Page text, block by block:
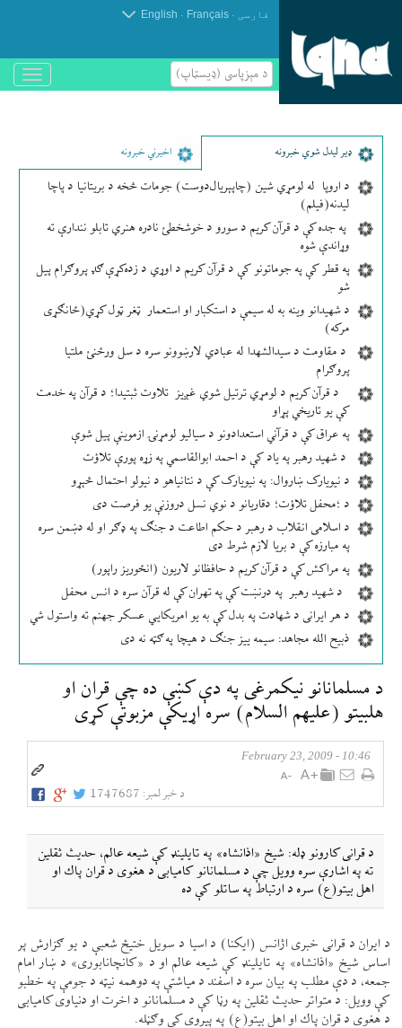
فارسی .
Français
.
English
د مېزپاسى (ډیسټاپ)
باز
و
ډير لیدل شوي خبرونه اخیرني خبرونه
د اروپا له لومړي شین (چاپېریال‌دوست) جومات څخه د بریتانیا د پاچا
لیدنه(فیلم)
په جده کې د قرآن کریم د سورو د خوشخطئ نادره هنري تابلو نندارې ته
وړاندې شوه
په قطر کې په جوماتونو کې د قرآن کریم د اوړي د زده‌کړې ګډ پروګرام پیل
شو
د شهیدانو وینه به له سیمې د استکبار او استعمار ټغر ټول کړي(ځانګړی
مرکه)
د مقاومت د سیدالشهدا له عبادي لارښوونو سره د سل ورځنئ ملتیا
پروګرام
د قرآن کریم د لومړي ترتیل شوي غږیز تلاوت ثبتیدا؛ د قرآن په خدمت
کې یو تاریخي پړاو
په عراق کې د قرآني استعدادونو د سیالیو لومړنۍ ازموینې پیل شوې
د شهید رهبر په یاد کې د احمد ابوالقاسمي په زړه پورې تلاؤت
د نیویارک ښاروال: په نیویارک کې د نتانیاهو د نیولو احتمال څېړو
د ؛محفل تلاؤت؛ دقاریانو د نوي نسل دروزنې یو فرصت دی
د اسلامی انقلاب د رهبر د حکم اطاعت د جنګ په ډګر او له دښمن سره
په مبارزه کې د بریا لازم شرط دی
په مراکش کې د قرآن کریم د حافظانو لاریون (انځوریز راپور)
د شهید رهبر په درنښت کې په تهران کې له قرآن سره د انس محفل
د هر ایرانی د شهادت په بدل کې به یو امریکایي عسکر جهنم ته واستول شي
ذبیح الله مجاهد: سیمه ییز جنګ د هیچا په ګټه نه دی
د مسلمانانو نيكمرغی په دې كښې ده چې قران او
هلبيتو (عليهم السلام) سره اړيكې مزبوتې كړی
10:46 - February 23, 2009
د خبر لمبر: 1747687
د قرانی كارونو ډله: شيخ «اذانشاه» په تايلينډ كې شيعه عالم، حديث ثقلين
ته په اشارې سره وويل چې د مسلمانانو كاميابی د هغوی د قران پاك او
اهل بيتو(ع) سره د ارتباط په ساتلو كې ده
د ايران د قرانی خبری اژانس (ايكنا) د اسيا د سويل ختیځ شعبې د يو ګزارش پر
اساس شيخ «اذانشاه» په تايلينډ كې شيعه عالم او د «كانچانابوری» د ښار امام
جمعه، د دې مطلب په بيان سره د اسفند د مياشتې په دوهمه نیټه د جومې په خطبو
كې وويل: د متواتر حديث ثقلين په رڼا كې د مسلمانانو د اخرت او دنياوی كاميابی
د هغوی د قران پاك او اهل بيتو(ع) په پيروی كې وګڼله.